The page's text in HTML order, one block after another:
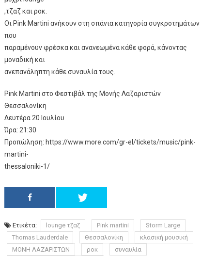
,τζαζ και ροκ.
Οι Pink Martini ανήκουν στη σπάνια κατηγορία συγκροτημάτων
που
παραμένουν φρέσκα και ανανεωμένα κάθε φορά, κάνοντας
μοναδική και
ανεπανάληπτη κάθε συναυλία τους.
Pink Martini στο Φεστιβάλ της Μονής Λαζαριστών
Θεσσαλονίκη
Δευτέρα 20 Ιουλίου
Ώρα: 21:30
Προπώληση: https://www.more.com/gr-el/tickets/music/pink-
martini-
thessaloniki-1/
Ετικέτα: lounge τζαζ Pink martini
Storm Large
Thomas Lauderdale
Θεσσαλονίκη
κλασική μουσική
ΜΟΝΗ ΛΑΖΑΡΙΣΤΩΝ
ροκ
συναυλία